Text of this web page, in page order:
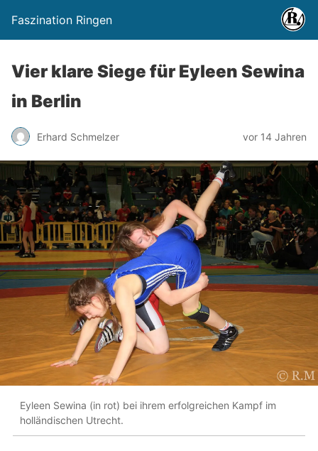
Faszination Ringen
Vier klare Siege für Eyleen Sewina
in Berlin
Erhard Schmelzer vor 14 Jahren
Eyleen Sewina (in rot) bei ihrem erfolgreichen Kampf im
holländischen Utrecht.